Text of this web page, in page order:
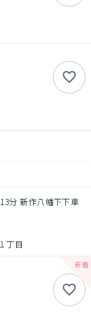
分 新作八幡下下車
丁目